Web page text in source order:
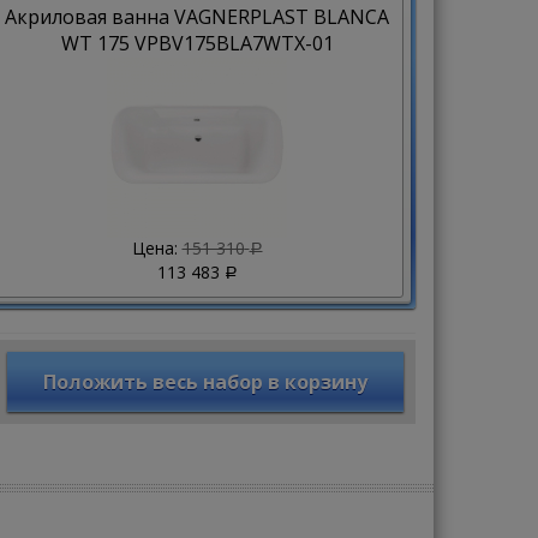
Акриловая ванна VAGNERPLAST BLANCA
WT 175 VPBV175BLA7WTX-01
Цена:151 310 Р
113 483 Р
Положить весь набор в корзину